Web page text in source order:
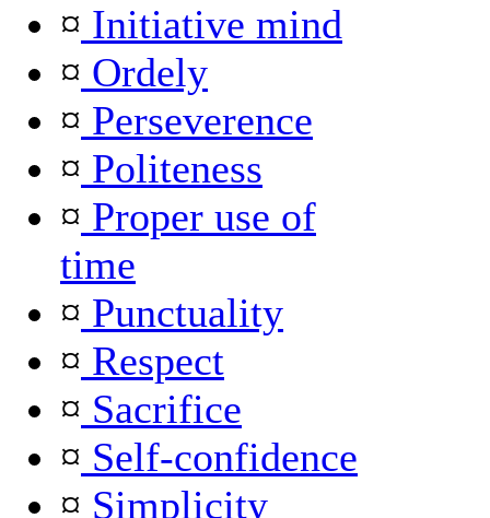
¤ Initiative mind
¤ Ordely
¤ Perseverence
¤ Politeness
¤ Proper use of
time
¤ Punctuality
¤ Respect
¤ Sacrifice
¤ Self-confidence
¤ Simplicity